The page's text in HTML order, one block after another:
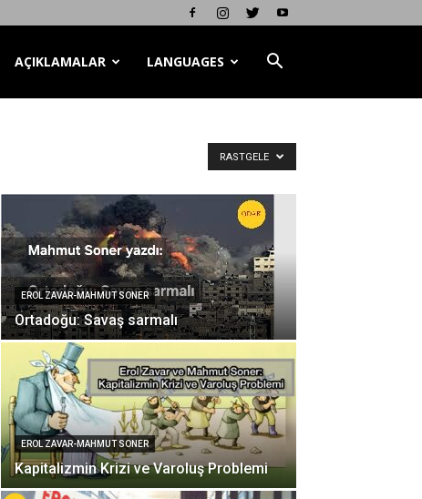
AÇIKLAMALAR LANGUAGES
RASTGELE
EROL ZAVAR-MAHMUT SONER
Ortadoğu: Savaş sarmalı
EROL ZAVAR-MAHMUT SONER
Kapitalizmin Krizi ve Varoluş Problemi